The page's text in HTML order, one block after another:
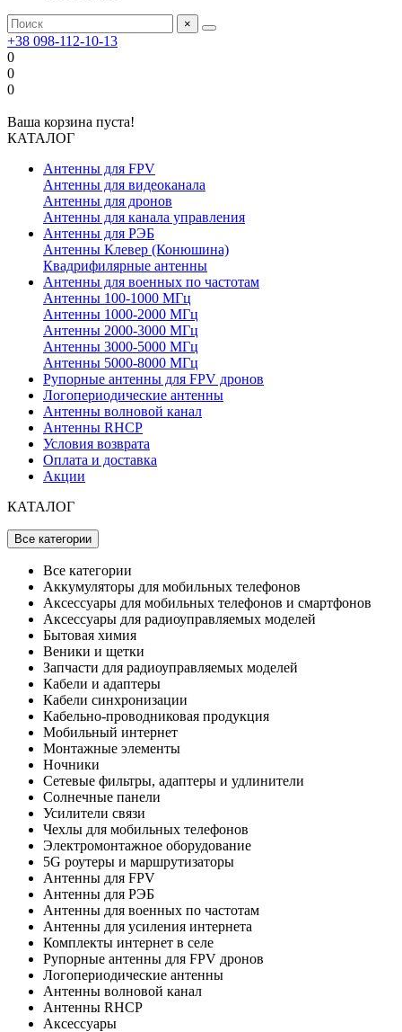
×
+38 098-112-10-13
0
0
0
Ваша корзина пуста!
КАТАЛОГ
Антенны для FPV
Антенны для видеоканала
Антенны для дронов
Антенны для канала управления
Антенны для РЭБ
Антенны Клевер (Конюшина)
Квадрифилярные антенны
Антенны для военных по частотам
Антенны 100-1000 МГц
Антенны 1000-2000 МГц
Антенны 2000-3000 МГц
Антенны 3000-5000 МГц
Антенны 5000-8000 МГц
Рупорные антенны для FPV дронов
Логопериодические антенны
Антенны волновой канал
Антенны RHCP
Условия возврата
Оплата и доставка
Акции
КАТАЛОГ
Все категории
Все категории
Аккумуляторы для мобильных телефонов
Аксессуары для мобильных телефонов и смартфонов
Аксессуары для радиоуправляемых моделей
Бытовая химия
Веники и щетки
Запчасти для радиоуправляемых моделей
Кабели и адаптеры
Кабели синхронизации
Кабельно-проводниковая продукция
Мобильный интернет
Монтажные элементы
Ночники
Сетевые фильтры, адаптеры и удлинители
Солнечные панели
Усилители связи
Чехлы для мобильных телефонов
Электромонтажное оборудование
5G роутеры и маршрутизаторы
Антенны для FPV
Антенны для РЭБ
Антенны для военных по частотам
Антенны для усиления интернета
Комплекты интернет в селе
Рупорные антенны для FPV дронов
Логопериодические антенны
Антенны волновой канал
Антенны RHCP
Аксессуары